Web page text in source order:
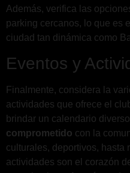
Además, verifica las
parking cercanos, lo que es
ciudad tan dinámica como
Eventos y
Finalmente, considera la
actividades que ofrece el
brindar un calendario
comprometido con la
culturales, deportivos, hasta
actividades son el corazón